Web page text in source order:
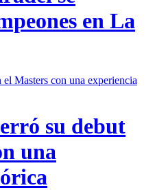
en La
su debut
una